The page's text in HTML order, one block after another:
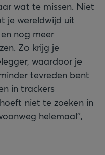
wat te missen. Niet
je wereldwijd uit
nog meer
Zo krijg je
waardoor je
tevreden bent
in trackers
niet te zoeken in
helemaal”,